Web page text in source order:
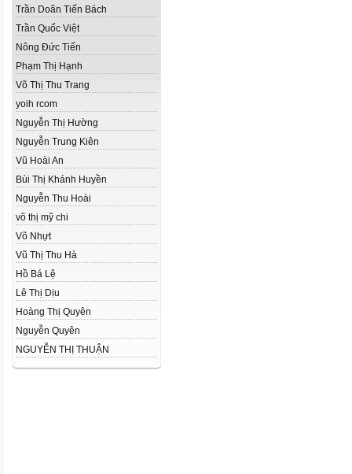
Trần Doãn Tiến Bách
Trần Quốc Việt
Nông Đức Tiến
Phạm Thị Hạnh
Võ Thị Thu Trang
yoih rcom
Nguyễn Thị Hường
Nguyễn Trung Kiên
Vũ Hoài An
Bùi Thị Khánh Huyền
Nguyễn Thu Hoài
võ thị mỹ chi
Võ Nhựt
Vũ Thị Thu Hà
Hồ Bá Lệ
Lê Thị Dịu
Hoàng Thị Quyên
Nguyễn Quyên
NGUYỄN THỊ THUẬN